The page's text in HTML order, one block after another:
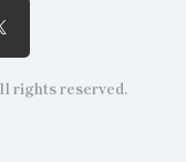
rights reserved.